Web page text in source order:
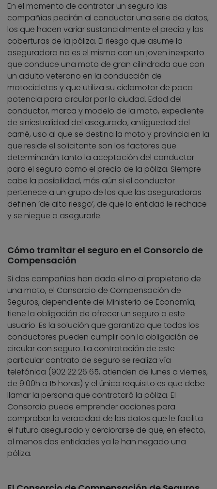
En el momento de contratar un seguro las
compañías pedirán al conductor una serie de datos,
los que hacen variar sustancialmente el precio y las
coberturas de la póliza. El riesgo que asume la
aseguradora no es el mismo con un joven inexperto
que conduce una moto de gran cilindrada que con
un adulto veterano en la conducción de
motocicletas y que utiliza su ciclomotor de poca
potencia para circular por la ciudad. Edad del
conductor, marca y modelo de la moto, expediente
de siniestralidad del asegurado, antigüedad del
carné, uso al que se destina la moto y provincia en la
que reside el solicitante son los factores que
determinarán tanto la aceptación del conductor
para el seguro como el precio de la póliza. Siempre
cabe la posibilidad, más aún si el conductor
pertenece a un grupo de los que las aseguradoras
definen ‘de alto riesgo’, de que la entidad le rechace
y se niegue a asegurarle.
Cómo tramitar el seguro en el Consorcio de
Compensación
Si dos compañías han dado el no al propietario de
una moto, el Consorcio de Compensación de
Seguros, dependiente del Ministerio de Economía,
tiene la obligación de ofrecer un seguro a este
usuario. Es la solución que garantiza que todos los
conductores pueden cumplir con la obligación de
circular con seguro. La contratación de este
particular contrato de seguro se realiza vía
telefónica (902 22 26 65, atienden de lunes a viernes,
de 9:00h a 15 horas) y el único requisito es que debe
llamar la persona que contratará la póliza. El
Consorcio puede emprender acciones para
comprobar la veracidad de los datos que le facilita
el futuro asegurado y cerciorarse de que, en efecto,
al menos dos entidades ya le han negado una
póliza.